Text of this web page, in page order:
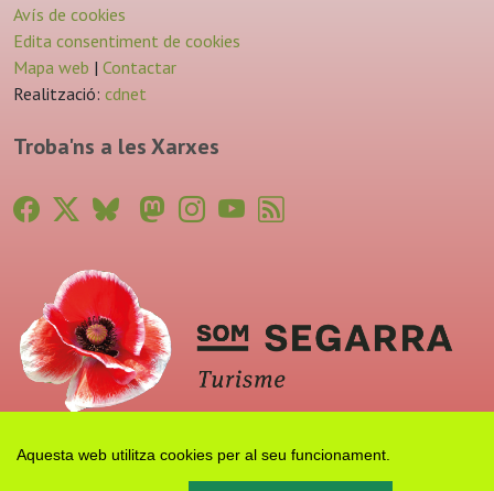
Aquesta web utilitza cookies per al seu funcionament.
Avís de cookies
Edita consentiment de cookies
Mapa web | Contactar
Realització: cdnet
Troba'ns a les Xarxes